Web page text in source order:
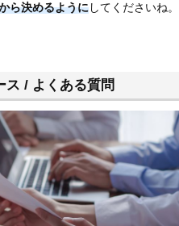
ら決めるようにしてくださいね。
ス / よくある質問